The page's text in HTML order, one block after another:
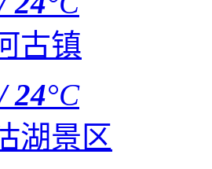
古镇
24°C
湖景区